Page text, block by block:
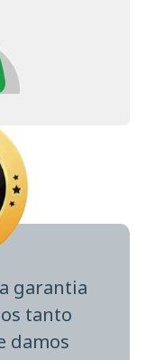
garantia
tanto
damos